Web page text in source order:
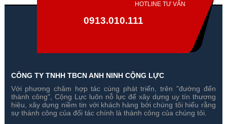
Camera Giấu Kín Bóng Đèn
T88 HD 1080P
Gía hãng : ₫
Camera Giấu Kín Đồng Hồ Đeo
Tay W1000
Gía hãng : ₫
HOTLINE TƯ VẤN
0913.010.111
CÔNG TY TNHH TBCN ANH NINH CỘNG LỰC
Với phương châm hợp tác cùng phát triển, trên "đường đến
thành công", Cộng Lực luôn nỗ lực để xây dựng uy tín thương
hiệu, xây dựng niềm tin với khách hàng bởi chúng tôi hiểu rằng
sự thành công của đối tác chính là thành công của chúng tôi.